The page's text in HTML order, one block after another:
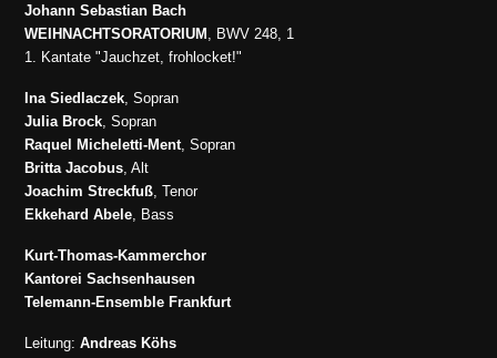
Johann Sebastian Bach
WEIHNACHTSORATORIUM , BWV 248, 1
1. Kantate "Jauchzet, frohlocket!"
Ina Siedlaczek , Sopran
Julia Brock , Sopran
Raquel Micheletti-Ment , Sopran
Britta Jacobus , Alt
Joachim Streckfuß , Tenor
Ekkehard Abele , Bass
Kurt-Thomas-Kammerchor
Kantorei Sachsenhausen
Telemann-Ensemble Frankfurt
Leitung: Andreas Köhs